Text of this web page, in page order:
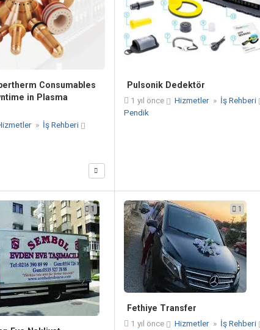
Consumables
in Plasma
» İş Rehberi
Pulsonik Dedektör
1 yıl önce
Hizmetler » İş Rehberi
Pendik
1 1
Fethiye Transfer
1 yıl önce
Hizmetler » İş Rehberi